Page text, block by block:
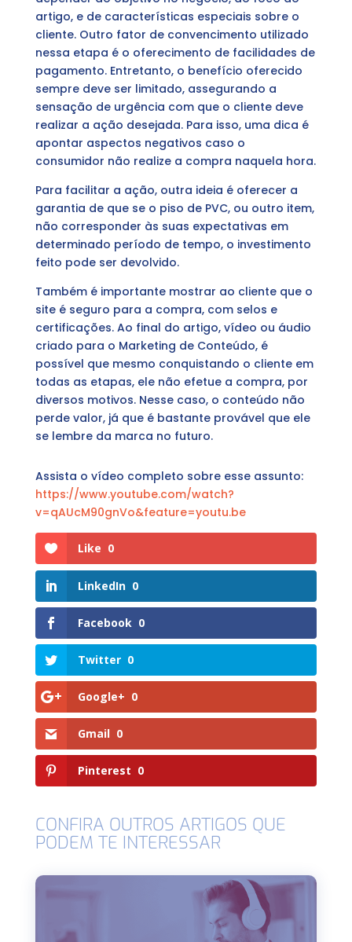
artigo, e de características especiais sobre o
cliente. Outro fator de convencimento utilizado
nessa etapa é o oferecimento de facilidades de
pagamento. Entretanto, o benefício oferecido
sempre deve ser limitado, assegurando a
sensação de urgência com que o cliente deve
realizar a ação desejada. Para isso, uma dica é
apontar aspectos negativos caso o
consumidor não realize a compra naquela hora.
Para facilitar a ação, outra ideia é oferecer a
garantia de que se o piso de PVC, ou outro item,
não corresponder às suas expectativas em
determinado período de tempo, o investimento
feito pode ser devolvido.
Também é importante mostrar ao cliente que o
site é seguro para a compra, com selos e
certificações. Ao final do artigo, vídeo ou áudio
criado para o Marketing de Conteúdo, é
possível que mesmo conquistando o cliente em
todas as etapas, ele não efetue a compra, por
diversos motivos. Nesse caso, o conteúdo não
perde valor, já que é bastante provável que ele
se lembre da marca no futuro.
Assista o vídeo completo sobre esse assunto:
https://www.youtube.com/watch?
v=qAUcM90gnVo&feature=youtu.be
Like 0
LinkedIn 0
Facebook 0
Twitter 0
Google+ 0
Gmail 0
Pinterest 0
CONFIRA OUTROS ARTIGOS QUE
PODEM TE INTERESSAR